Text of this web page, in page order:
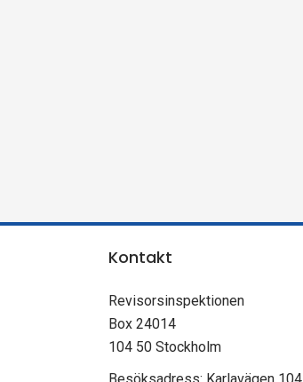
Kontakt
Revisorsinspektionen
Box 24014
104 50 Stockholm